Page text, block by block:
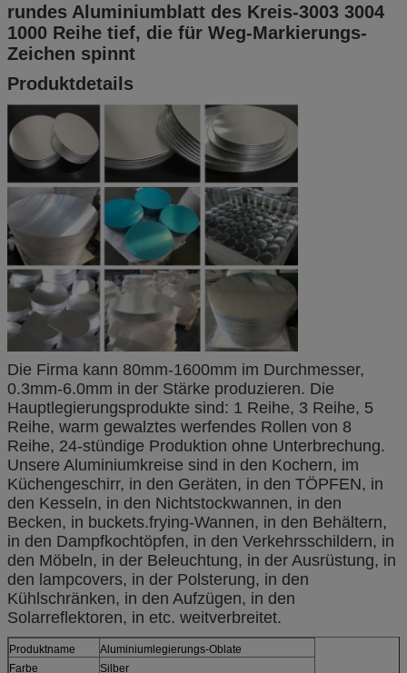
rundes Aluminiumblatt des Kreis-3003 3004
1000 Reihe tief, die für Weg-Markierungs-
Zeichen spinnt
Produktdetails
Die Firma kann 80mm-1600mm im Durchmesser,
0.3mm-6.0mm in der Stärke produzieren. Die
Hauptlegierungsprodukte sind: 1 Reihe, 3 Reihe, 5
Reihe, warm gewalztes werfendes Rollen von 8
Reihe, 24-stündige Produktion ohne Unterbrechung.
Unsere Aluminiumkreise sind in den Kochern, im
Küchengeschirr, in den Geräten, in den TÖPFEN, in
den Kesseln, in den Nichtstockwannen, in den
Becken, in buckets.frying-Wannen, in den Behältern,
in den Dampfkochtöpfen, in den Verkehrsschildern, in
den Möbeln, in der Beleuchtung, in der Ausrüstung, in
den lampcovers, in der Polsterung, in den
Kühlschränken, in den Aufzügen, in den
Solarreflektoren, in etc. weitverbreitet.
Produktname
Aluminiumlegierungs-Oblate
Farbe
Silber